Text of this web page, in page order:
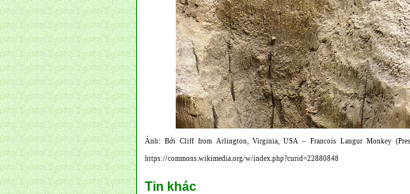
Ảnh: Bởi Cliff from Arlington, Virginia, USA – Francois Langur Monkey
https://commons.wikimedia.org/w/index.php?curid=22880848
Tin khác